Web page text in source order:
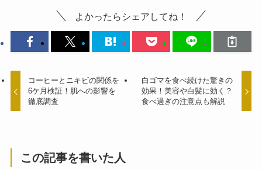
よかったらシェアしてね！
コーヒーとニキビの関係を
6ケ月検証！肌への影響を
徹底調査
白ゴマを食べ続けた驚きの
効果！美容や白髪に効く？
食べ過ぎの注意点も解説
この記事を書いた人